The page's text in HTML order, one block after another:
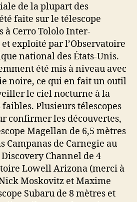
de la plupart des
faite sur le télescope
à Cerro Tololo Inter-
exploité par l’Observatoire
national des États-Unis.
été mis à niveau avec
noire, ce qui en fait un outil
le ciel nocturne à la
faibles. Plusieurs télescopes
confirmer les découvertes,
Magellan de 6,5 mètres
Campanas de Carnegie au
Channel de 4
Lowell Arizona (merci à
Moskovitz et Maxime
Subaru de 8 mètres et